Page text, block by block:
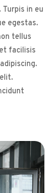
in eu
egestas.
tellus
facilisis